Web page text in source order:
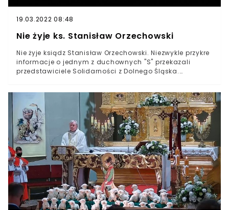
19.03.2022 08:48
Nie żyje ks. Stanisław Orzechowski
Nie żyje ksiądz Stanisław Orzechowski. Niezwykle przykre
informacje o jednym z duchownych "S" przekazali
przedstawiciele Solidarności z Dolnego Śląska.
Bez Solidarności moje życie byłoby niepełne -
wspominają dawne słowa duszpasterza
przedstawiciele dolnośląskiego związku
zawodowego.Członek Kościoła katolickiego w sierpniu
1980 roku odprawił mszę świętą podczas strajku w
zajezdni przy wrocławskiej ulicy Grabiszyńskiej.